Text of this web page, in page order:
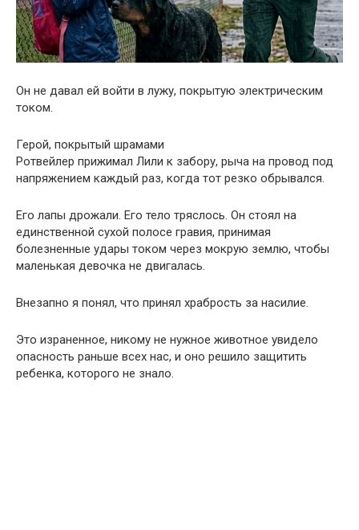
Он не давал ей войти в лужу, покрытую электрическим
током.
Герой, покрытый шрамами
Ротвейлер прижимал Лили к забору, рыча на провод под
напряжением каждый раз, когда тот резко обрывался.
Его лапы дрожали. Его тело тряслось. Он стоял на
единственной сухой полосе гравия, принимая
болезненные удары током через мокрую землю, чтобы
маленькая девочка не двигалась.
Внезапно я понял, что принял храбрость за насилие.
Это израненное, никому не нужное животное увидело
опасность раньше всех нас, и оно решило защитить
ребенка, которого не знало.